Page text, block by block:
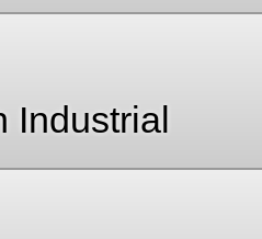
Industrial